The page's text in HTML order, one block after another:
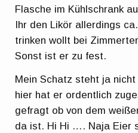
Flasche im Kühlschrank
Ihr den Likör allerdings
trinken wollt bei
Sonst ist er zu fest.
Mein Schatz steht ja
hier hat er ordentlich
gefragt ob von dem
da ist. Hi Hi …. Naja Eier